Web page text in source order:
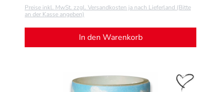
Preise inkl. MwSt. zzgl. Versandkosten ja nach Lieferland (Bitte
an der Kasse angeben)
In den Warenkorb